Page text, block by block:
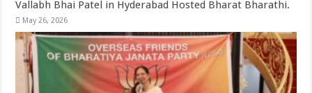
Vallabh Bhai Patel in Hyderabad Hosted Bharat Bharathi.
May 26, 2026